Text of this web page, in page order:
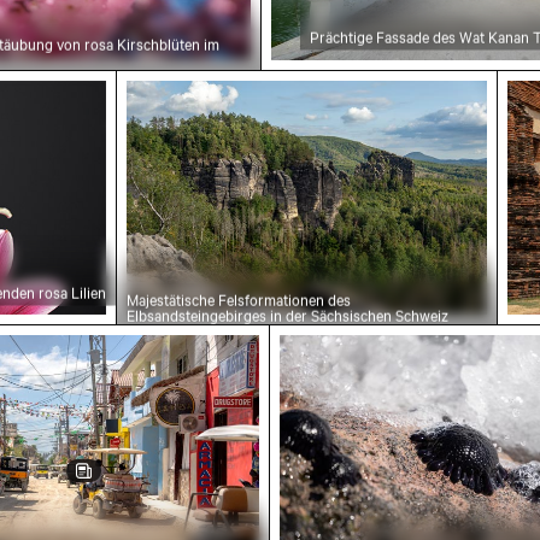
von rosa Kirschblüten im Prächtige Fassade des Wat Kanan
rosa Lilien
Majestätische Felsformationen des
Majestätische Felsformationen des
Elbsandsteingebirges in der Sächsischen Schweiz
mit Golfwagen in HolboxSeeigel auf felsiger